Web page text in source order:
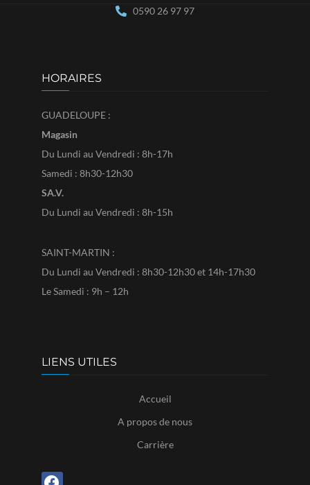
0590 26 97 97
HORAIRES
GUADELOUPE :
Magasin
Du Lundi au Vendredi : 8h-17h
Samedi : 8h30-12h30
SA.V.
Du Lundi au Vendredi : 8h-15h
SAINT-MARTIN :
Du Lundi au Vendredi : 8h30-12h30 et 14h-17h30
Le Samedi : 9h – 12h
LIENS UTILES
Accueil
A propos de nous
Carrière